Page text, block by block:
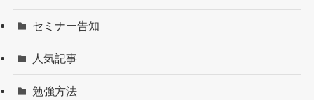
セミナー告知
人気記事
勉強方法